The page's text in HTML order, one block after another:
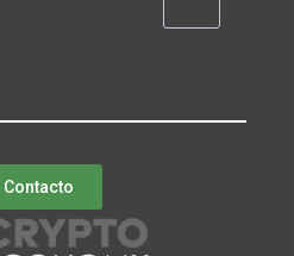
Contacto